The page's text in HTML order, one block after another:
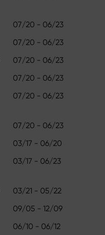
07/20 - 06/23
07/20 - 06/23
07/20 - 06/23
07/20 - 06/23
07/20 - 06/23
07/20 - 06/23
03/17 - 06/20
03/17 - 06/23
03/21 - 05/22
09/05 - 12/09
06/10 - 06/12